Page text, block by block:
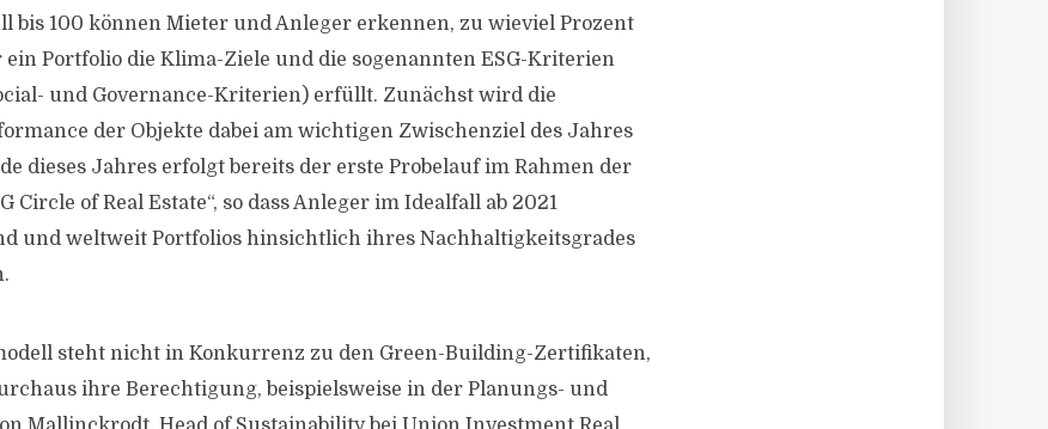
bis 100 können Mieter und Anleger erkennen, zu wieviel Prozent
ein Portfolio die Klima-Ziele und die sogenannten ESG-Kriterien
und Governance-Kriterien) erfüllt. Zunächst wird die
der Objekte dabei am wichtigen Zwischenziel des Jahres
dieses Jahres erfolgt bereits der erste Probelauf im Rahmen der
Circle of Real Estate“, so dass Anleger im Idealfall ab 2021
und weltweit Portfolios hinsichtlich ihres Nachhaltigkeitsgrades
steht nicht in Konkurrenz zu den Green-Building-Zertifikaten,
ihre Berechtigung, beispielsweise in der Planungs- und